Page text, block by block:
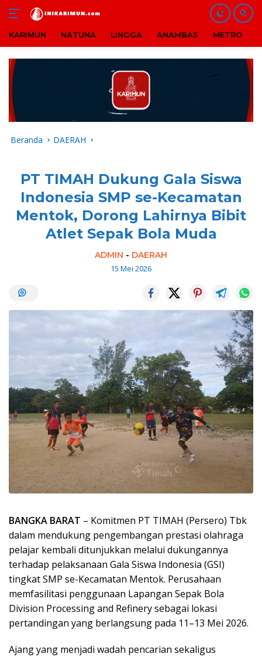
konten
KARIMUN NATUNA LINGGA ANAMBAS METRO
Beranda DAERAH
PT TIMAH Dukung Gala Siswa
Indonesia SMP se-Kecamatan
Mentok, Dorong Lahirnya Bibit
Atlet Sepak Bola Muda
ADMIN - DAERAH
15 Mei 2026
BANGKA BARAT – Komitmen PT TIMAH (Persero) Tbk
dalam mendukung pengembangan prestasi olahraga
pelajar kembali ditunjukkan melalui dukungannya
terhadap pelaksanaan Gala Siswa Indonesia (GSI)
tingkat SMP se-Kecamatan Mentok. Perusahaan
memfasilitasi penggunaan Lapangan Sepak Bola
Division Processing and Refinery sebagai lokasi
pertandingan yang berlangsung pada 11–13 Mei 2026.
Ajang yang menjadi wadah pencarian sekaligus